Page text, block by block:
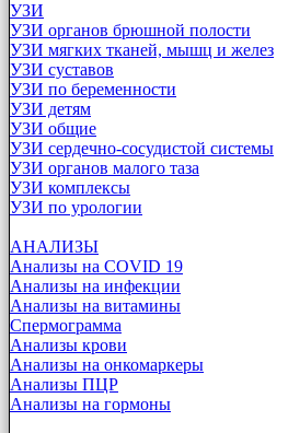
УЗИ
УЗИ органов брюшной полости
УЗИ мягких тканей, мышц и желез
УЗИ суставов
УЗИ по беременности
УЗИ детям
УЗИ общие
УЗИ сердечно-сосудистой системы
УЗИ органов малого таза
УЗИ комплексы
УЗИ по урологии
АНАЛИЗЫ
Анализы на COVID 19
Анализы на инфекции
Анализы на витамины
Спермограмма
Анализы крови
Анализы на онкомаркеры
Анализы ПЦР
Анализы на гормоны